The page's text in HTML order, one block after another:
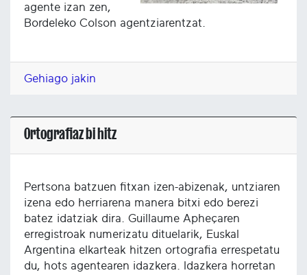
agente izan zen,
Bordeleko Colson agentziarentzat.
Gehiago jakin
Ortografiaz bi hitz
Pertsona batzuen fitxan izen-abizenak, untziaren
izena edo herriarena manera bitxi edo berezi
batez idatziak dira. Guillaume Apheçaren
erregistroak numerizatu dituelarik, Euskal
Argentina elkarteak hitzen ortografia errespetatu
du, hots agentearen idazkera. Idazkera horretan